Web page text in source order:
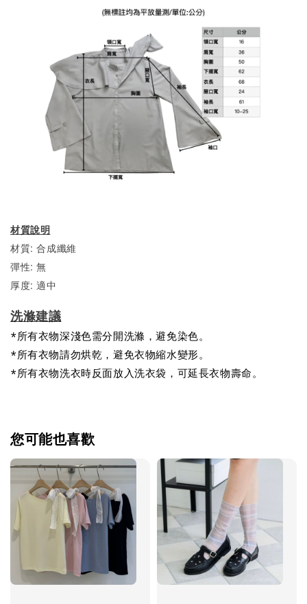
材質說明
材質: 合成纖維
彈性: 無
厚度: 適中
洗滌建議
*所有衣物深淺色需分開洗滌，避免染色。
*所有衣物請勿烘乾，避免衣物縮水變形。
*所有衣物洗衣時反面放入洗衣袋，可延長衣物壽命。
您可能也喜歡